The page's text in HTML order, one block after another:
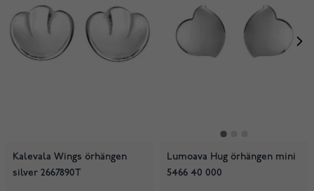
Kalevala Wings örhängen
silver 2667890T
Lumoava Hug örhängen mini
5466 40 000